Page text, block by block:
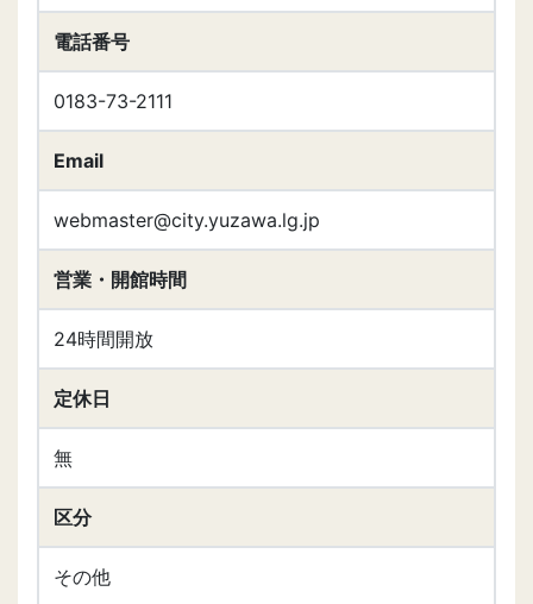
電話番号
0183-73-2111
Email
webmaster@city.yuzawa.lg.jp
営業・開館時間
24時間開放
定休日
無
区分
その他